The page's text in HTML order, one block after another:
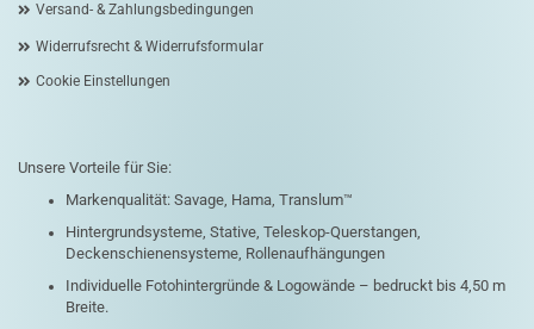
Versand- & Zahlungsbedingungen
Widerrufsrecht & Widerrufsformular
Cookie Einstellungen
Unsere Vorteile für Sie:
Markenqualität: Savage, Hama, Translum™
Hintergrundsysteme, Stative, Teleskop-Querstangen,
Deckenschienensysteme, Rollenaufhängungen
Individuelle Fotohintergründe & Logowände – bedruckt bis 4,50 m
Breite.